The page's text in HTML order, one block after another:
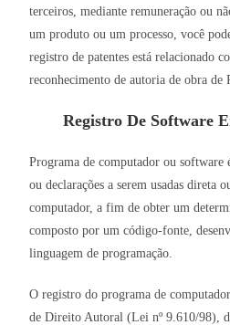
terceiros, mediante remuneração ou
um produto ou um processo, você
registro de patentes está relacionado
reconhecimento de autoria de obra de
Registro De Software
Programa de computador ou software
ou declarações a serem usadas direta
computador, a fim de obter um
composto por um código-fonte,
linguagem de programação.
O registro do programa de
de Direito Autoral (Lei nº 9.610/98),